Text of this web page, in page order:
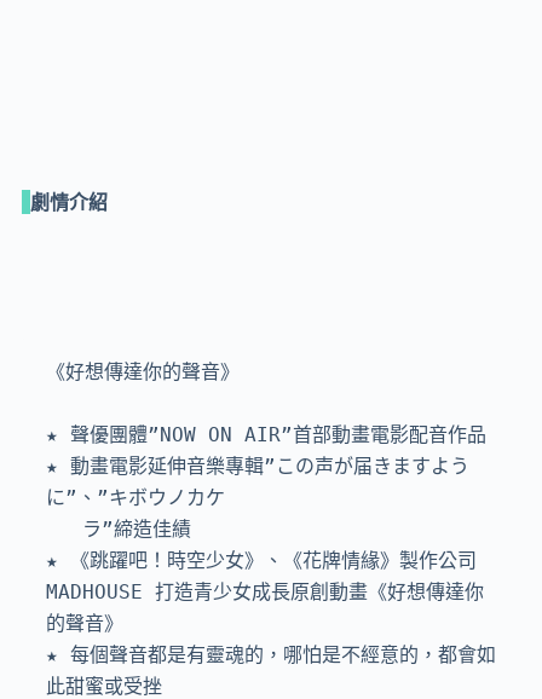
劇情介紹
《好想傳達你的聲音》
★ 聲優團體”NOW ON AIR”首部動畫電影配音作品
★ 動畫電影延伸音樂專輯”この声が届きますよう
に”、”キボウノカケ
★ 《跳躍吧！時空少女》、《花牌情緣》製作公司
MADHOUSE 打造青少女成長原創動畫《好想傳達你
的聲音》
★ 每個聲音都是有靈魂的，哪怕是不經意的，都會如
此甜蜜或受挫